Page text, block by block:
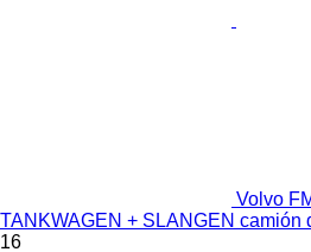
Volvo
TANKWAGEN + SLANGEN camión
16